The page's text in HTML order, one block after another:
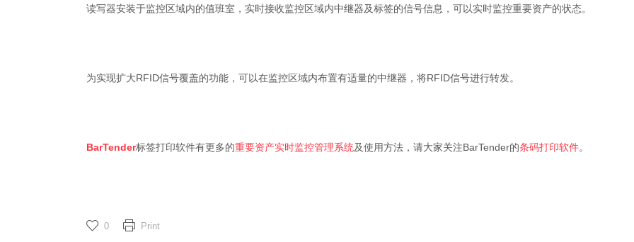
读写器安装于监控区域内的值班室，实时接收监控区域内中继器及标签的信号信息，可以实时监控重要资产的状态。
为实现扩大RFID信号覆盖的功能，可以在监控区域内布置有适量的中继器，将RFID信号进行转发。
BarTender标签打印软件有更多的重要资产实时监控管理系统及使用方法，请大家关注BarTender的条码打印软件。
0 Print